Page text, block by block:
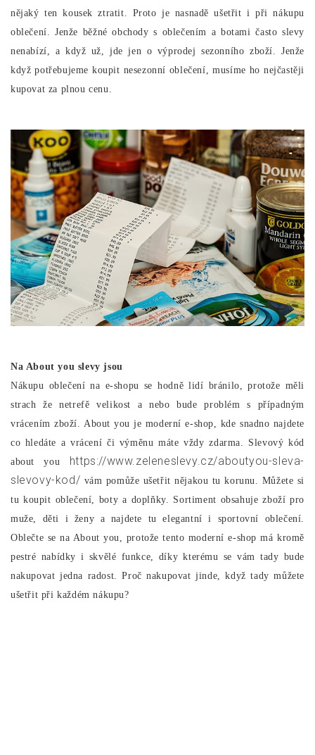
nějaký ten kousek ztratit. Proto je nasnadě ušetřit i při nákupu
oblečení. Jenže běžné obchody s oblečením a botami často slevy
nenabízí, a když už, jde jen o výprodej sezonního zboží. Jenže
když potřebujeme koupit nesezonní oblečení, musíme ho nejčastěji
kupovat za plnou cenu.
Na About you slevy jsou
Nákupu oblečení na e-shopu se hodně lidí bránilo, protože měli
strach že netrefě velikost a nebo bude problém s případným
vrácením zboží. About you je moderní e-shop, kde snadno najdete
co hledáte a vrácení či výměnu máte vždy zdarma. Slevový kód
about you https://www.zeleneslevy.cz/aboutyou-sleva-
slevovy-kod/ vám pomůže ušetřit nějakou tu korunu. Můžete si
tu koupit oblečení, boty a doplňky. Sortiment obsahuje zboží pro
muže, děti i ženy a najdete tu elegantní i sportovní oblečení.
Oblečte se na About you, protože tento moderní e-shop má kromě
pestré nabídky i skvělé funkce, díky kterému se vám tady bude
nakupovat jedna radost. Proč nakupovat jinde, když tady můžete
ušetřit při každém nákupu?